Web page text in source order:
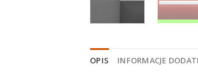
OPIS INFORMACJE